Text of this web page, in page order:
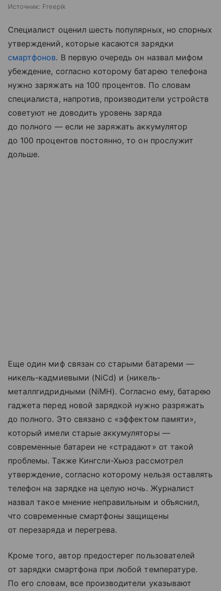
Источник: Freepik
Специалист оценил шесть популярных, но спорных
утверждений, которые касаются зарядки
смартфонов. В первую очередь он назвал мифом
убеждение, согласно которому батарею телефона
нужно заряжать на 100 процентов. По словам
специалиста, напротив, производители устройств
советуют не доводить уровень заряда
до полного — если не заряжать аккумулятор
до 100 процентов постоянно, то он прослужит
дольше.
Еще один миф связан со старыми батареми —
никель-кадмиевыми (NiCd) и (никель-
металлгидридными (NiMH). Согласно ему, батарею
гаджета перед новой зарядкой нужно разряжать
до полного. Это связано с «эффектом памяти»,
который имели старые аккумуляторы —
современные батареи не «страдают» от такой
проблемы. Также Кингсли-Хьюз рассмотрел
утверждение, согласно которому нельзя оставлять
телефон на зарядке на целую ночь. Журналист
назвал такое мнение неправильным и объяснил,
что современные смартфоны защищены
от перезаряда и перегрева.
Кроме того, автор предостерег пользователей
от зарядки смартфона при любой температуре.
По его словам, все производители указывают